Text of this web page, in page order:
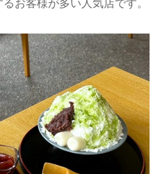
お客様が多い人気店です。